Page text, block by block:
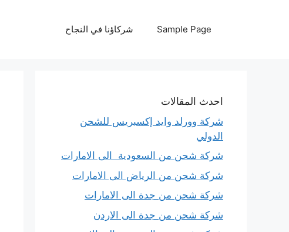
Sample Page شركاؤنا في النجاح
احدث المقالات
شركة وورلد وايد إكسبريس للشحن
الدولي
شركة شحن من السعودية الى الامارات
شركة شحن من الرياض الى الامارات
شركة شحن من جدة الى الامارات
شركة شحن من جدة الى الاردن